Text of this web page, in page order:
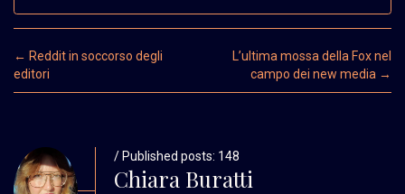
Post navigation
← Reddit in soccorso degli
editori
L’ultima mossa della Fox nel
campo dei new media →
/ Published posts: 148
Chiara Buratti